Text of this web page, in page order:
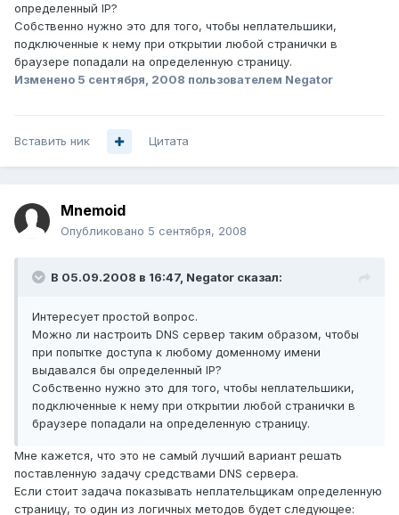
определенный IP?
Собственно нужно это для того, чтобы неплательшики,
подключенные к нему при открытии любой странички в
браузере попадали на определенную страницу.
Изменено 5 сентября, 2008 пользователем Negator
Вставить ник Цитата
Mnemoid
Опубликовано 5 сентября, 2008
В 05.09.2008 в 16:47, Negator сказал:
Интересует простой вопрос.
Можно ли настроить DNS сервер таким образом, чтобы
при попытке доступа к любому доменному имени
выдавался бы определенный IP?
Собственно нужно это для того, чтобы неплательшики,
подключенные к нему при открытии любой странички в
браузере попадали на определенную страницу.
Мне кажется, что это не самый лучший вариант решать
поставленную задачу средствами DNS сервера.
Если стоит задача показывать неплательщикам определенную
страницу, то один из логичных методов будет следующее: